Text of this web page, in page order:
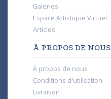
Galeries
Espace Artistique Virtuel
Articles
À PROPOS DE NOUS
À propos de nous
Conditions d'utilisation
Livraison